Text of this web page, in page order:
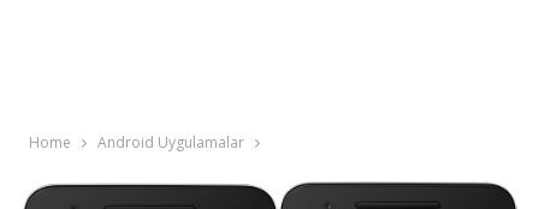
Home Android Uygulamalar